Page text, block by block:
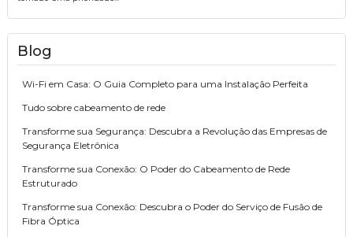
Blog
Wi-Fi em Casa: O Guia Completo para uma Instalação Perfeita
Tudo sobre cabeamento de rede
Transforme sua Segurança: Descubra a Revolução das Empresas de
Segurança Eletrônica
Transforme sua Conexão: O Poder do Cabeamento de Rede
Estruturado
Transforme sua Conexão: Descubra o Poder do Serviço de Fusão de
Fibra Óptica